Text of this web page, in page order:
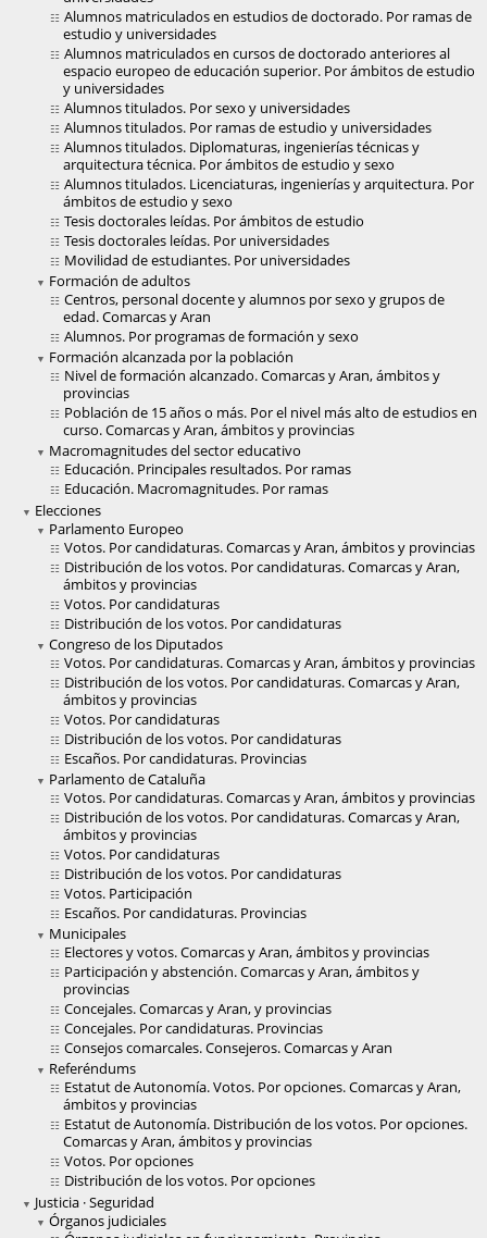
Alumnos matriculados en estudios de doctorado. Por ramas de
estudio y universidades
Alumnos matriculados en cursos de doctorado anteriores al
espacio europeo de educación superior. Por ámbitos de estudio
y universidades
Alumnos titulados. Por sexo y universidades
Alumnos titulados. Por ramas de estudio y universidades
Alumnos titulados. Diplomaturas, ingenierías técnicas y
arquitectura técnica. Por ámbitos de estudio y sexo
Alumnos titulados. Licenciaturas, ingenierías y arquitectura. Por
ámbitos de estudio y sexo
Tesis doctorales leídas. Por ámbitos de estudio
Tesis doctorales leídas. Por universidades
Movilidad de estudiantes. Por universidades
Formación de adultos
Centros, personal docente y alumnos por sexo y grupos de
edad. Comarcas y Aran
Alumnos. Por programas de formación y sexo
Formación alcanzada por la población
Nivel de formación alcanzado. Comarcas y Aran, ámbitos y
provincias
Población de 15 años o más. Por el nivel más alto de estudios en
curso. Comarcas y Aran, ámbitos y provincias
Macromagnitudes del sector educativo
Educación. Principales resultados. Por ramas
Educación. Macromagnitudes. Por ramas
Elecciones
Parlamento Europeo
Votos. Por candidaturas. Comarcas y Aran, ámbitos y provincias
Distribución de los votos. Por candidaturas. Comarcas y Aran,
ámbitos y provincias
Votos. Por candidaturas
Distribución de los votos. Por candidaturas
Congreso de los Diputados
Votos. Por candidaturas. Comarcas y Aran, ámbitos y provincias
Distribución de los votos. Por candidaturas. Comarcas y Aran,
ámbitos y provincias
Votos. Por candidaturas
Distribución de los votos. Por candidaturas
Escaños. Por candidaturas. Provincias
Parlamento de Cataluña
Votos. Por candidaturas. Comarcas y Aran, ámbitos y provincias
Distribución de los votos. Por candidaturas. Comarcas y Aran,
ámbitos y provincias
Votos. Por candidaturas
Distribución de los votos. Por candidaturas
Votos. Participación
Escaños. Por candidaturas. Provincias
Municipales
Electores y votos. Comarcas y Aran, ámbitos y provincias
Participación y abstención. Comarcas y Aran, ámbitos y
provincias
Concejales. Comarcas y Aran, y provincias
Concejales. Por candidaturas. Provincias
Consejos comarcales. Consejeros. Comarcas y Aran
Referéndums
Estatut de Autonomía. Votos. Por opciones. Comarcas y Aran,
ámbitos y provincias
Estatut de Autonomía. Distribución de los votos. Por opciones.
Comarcas y Aran, ámbitos y provincias
Votos. Por opciones
Distribución de los votos. Por opciones
Justicia · Seguridad
Órganos judiciales